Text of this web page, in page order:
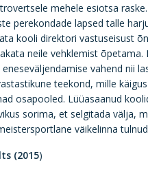
mehele esiotsa
perekondade lapsed talle
kooli direktori vastuseisust
neile vehklemist õpetama.
vahend nii
teekond, mille
osapooled. Lüüasaanud
sorima, et selgitada välja,
väikelinna
(2015)